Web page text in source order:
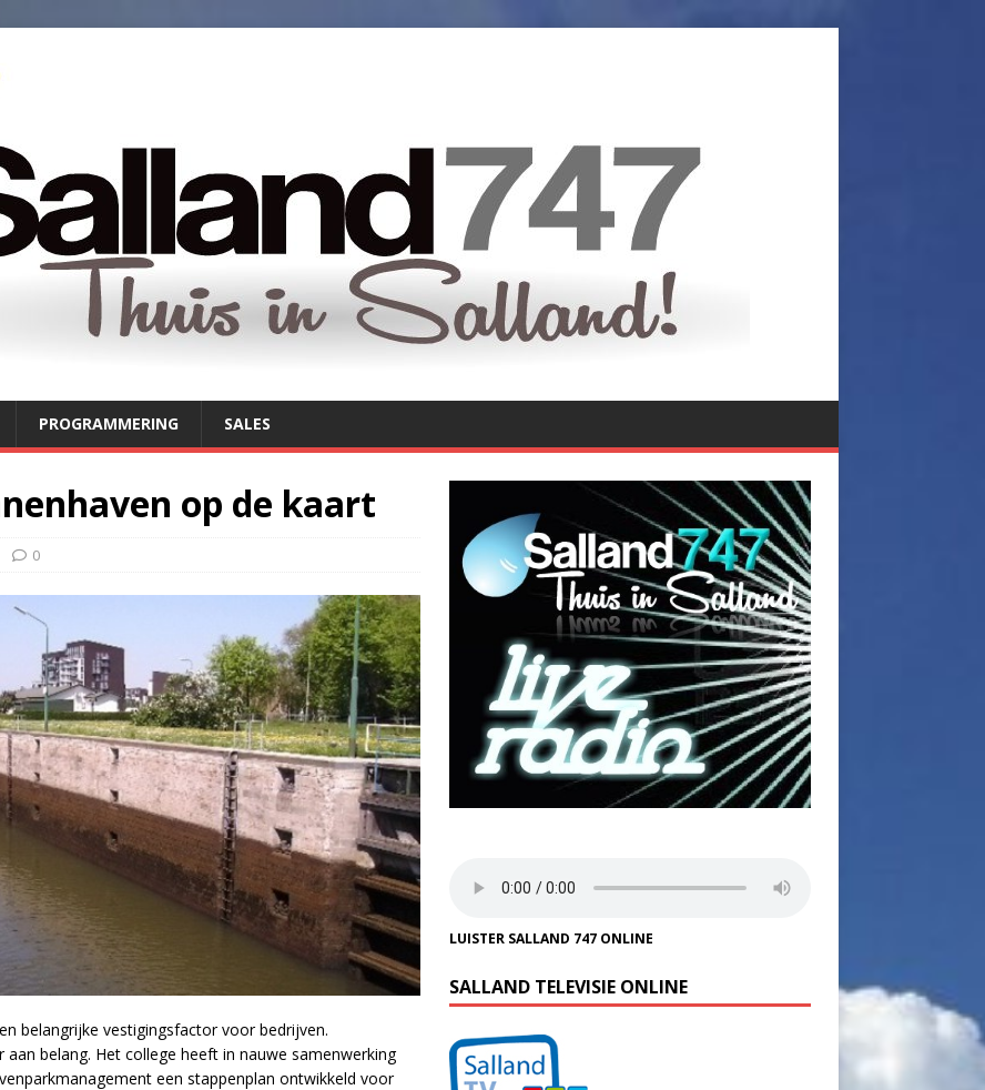
PROGRAMMERING SALES
op de kaart
0
belangrijke vestigingsfactor voor bedrijven.
belang. Het college heeft in nauwe samenwerking
een stappenplan ontwikkeld voor
LUISTER SALLAND 747 ONLINE
SALLAND TELEVISIE ONLINE